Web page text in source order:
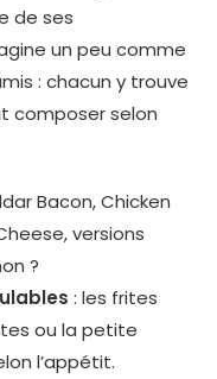
de ses
un peu comme
: chacun y trouve
composer selon
Bacon, Chicken
versions
?
: les frites
ou la petite
l’appétit.